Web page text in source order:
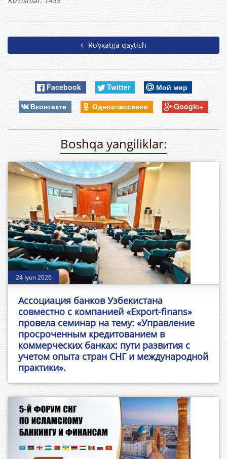
Ro’yxatga qaytish
Facebook Twitter
Мой мир
Вконтакте
Одноклассники Google+
Boshqa yangiliklar:
24 Iyun 2026
Ассоциация банков Узбекистана
совместно с компанией «Export-finans»
провела семинар на тему: «Управление
просроченным кредитованием в
коммерческих банках: пути развития с
учетом опыта стран СНГ и международной
практики».